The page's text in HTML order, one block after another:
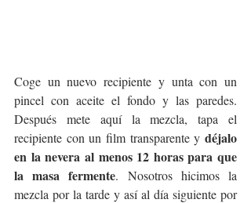
Coge un nuevo recipiente y unta con un
pincel con aceite el fondo y las paredes.
Después mete aquí la mezcla, tapa el
recipiente con un film transparente y déjalo
en la nevera al menos 12 horas para que
la masa fermente. Nosotros hicimos la
mezcla por la tarde y así al día siguiente por